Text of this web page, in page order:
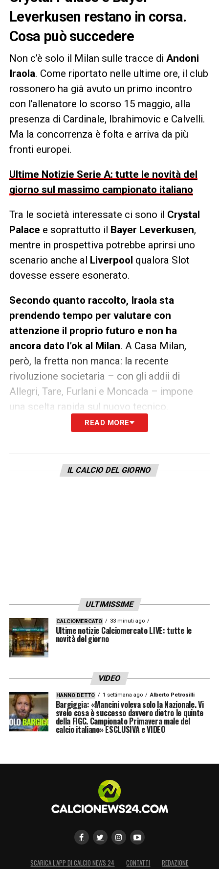
Leverkusen restano in corsa.
Cosa può succedere
Non c’è solo il Milan sulle tracce di Andoni
Iraola. Come riportato nelle ultime ore, il club
rossonero ha già avuto un primo incontro
con l’allenatore lo scorso 15 maggio, alla
presenza di Cardinale, Ibrahimovic e Calvelli.
Ma la concorrenza è folta e arriva da più
fronti europei.
Ultime Notizie Serie A: tutte le novità del
giorno sul massimo campionato italiano
Tra le società interessate ci sono il Crystal
Palace e soprattutto il Bayer Leverkusen,
mentre in prospettiva potrebbe aprirsi uno
scenario anche al Liverpool qualora Slot
dovesse essere esonerato.
Secondo quanto raccolto, Iraola sta
prendendo tempo per valutare con
attenzione il proprio futuro e non ha
ancora dato l’ok al Milan. A Casa Milan,
però, la fretta non manca: la recente
rivoluzione societaria – con gli addii di
Allegri, Tare, Furlani e Moncada – impone
una scelta rapida sul nuovo tecnico.
Iraola, dunque, resta in fase di riflessione.
Bournemouth, ma la concorrenza di altri club
europei è concreta e potrebbe influenzare la
READ MORE
IL CALCIO DEL GIORNO
ULTIMISSIME
CALCIOMERCATO 33 minuti ago
Ultime notizie Calciomercato LIVE: tutte le
novità del giorno
VIDEO
HANNO DETTO 1 settimana ago Alberto Petrosilli
Bargiggia: «Mancini voleva solo la Nazionale. Vi
svelo cosa è successo davvero dietro le quinte
della FIGC. Campionato Primavera male del
calcio italiano» ESCLUSIVA e VIDEO
SCARICA L’APP DI CALCIO NEWS 24 CONTATTI REDAZIONE